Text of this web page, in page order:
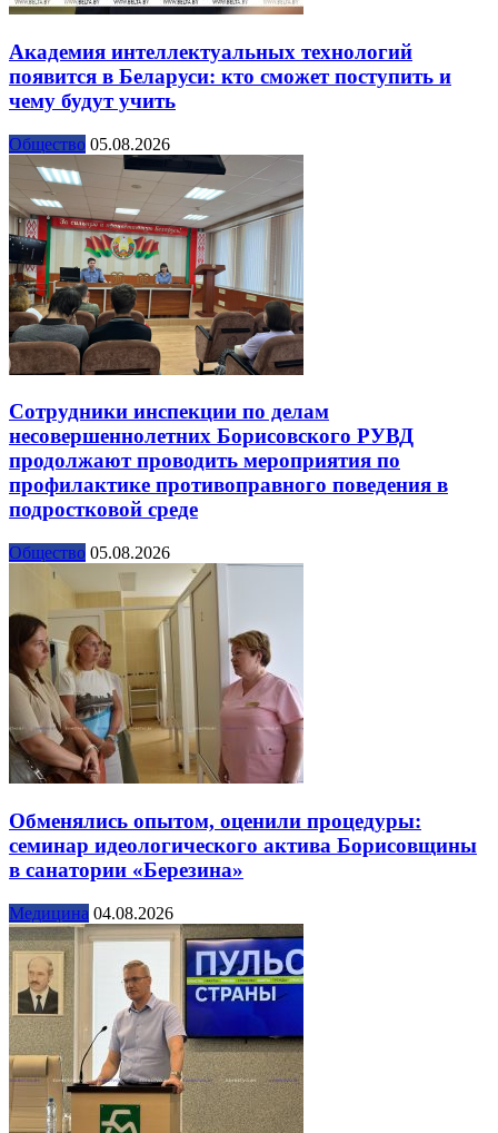
Академия интеллектуальных технологий
появится в Беларуси: кто сможет поступить и
чему будут учить
Общество 05.08.2026
Сотрудники инспекции по делам
несовершеннолетних Борисовского РУВД
продолжают проводить мероприятия по
профилактике противоправного поведения в
подростковой среде
Общество 05.08.2026
Обменялись опытом, оценили процедуры:
семинар идеологического актива Борисовщины
в санатории «Березина»
Медицина 04.08.2026